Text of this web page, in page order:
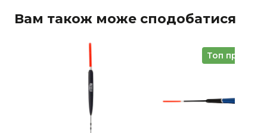
Вам також може сподобатися
Топ